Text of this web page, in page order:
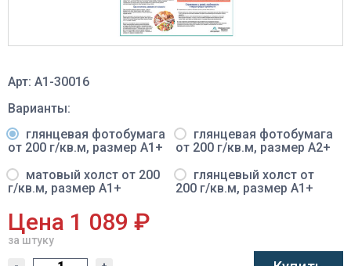
Арт: A1-30016
Варианты:
глянцевая фотобумага
от 200 г/кв.м, размер A1+
глянцевая фотобумага
от 200 г/кв.м, размер A2+
матовый холст от 200
г/кв.м, размер A1+
глянцевый холст от
200 г/кв.м, размер A1+
Цена 1 089 ₽
за штуку